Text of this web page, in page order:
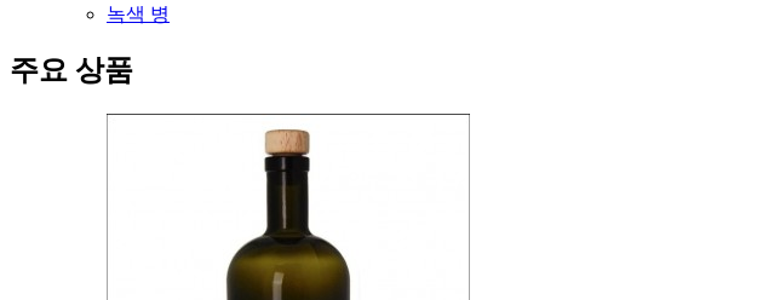
녹색 병
주요 상품